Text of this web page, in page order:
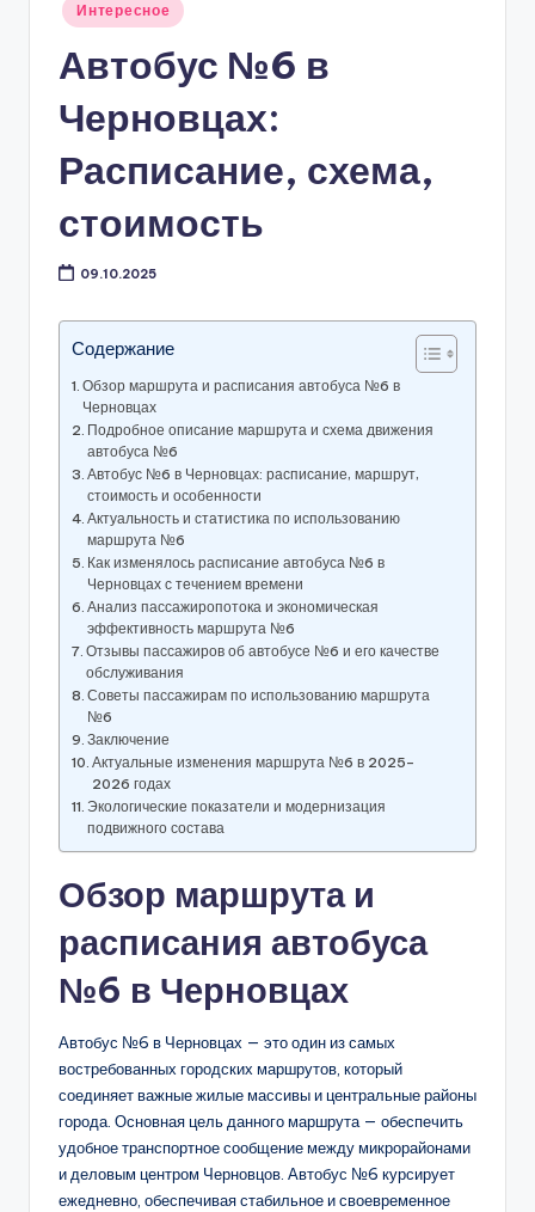
Опубликовано
Интересное
Автобус №6 в
Черновцах:
Расписание, схема,
стоимость
09.10.2025
Содержание
Обзор маршрута и расписания автобуса №6 в
Черновцах
Подробное описание маршрута и схема движения
автобуса №6
Автобус №6 в Черновцах: расписание, маршрут,
стоимость и особенности
Актуальность и статистика по использованию
маршрута №6
Как изменялось расписание автобуса №6 в
Черновцах с течением времени
Анализ пассажиропотока и экономическая
эффективность маршрута №6
Отзывы пассажиров об автобусе №6 и его качестве
обслуживания
Советы пассажирам по использованию маршрута
№6
Заключение
Актуальные изменения маршрута №6 в 2025–
2026 годах
Экологические показатели и модернизация
подвижного состава
Обзор маршрута и
расписания автобуса
№6 в Черновцах
Автобус №6 в Черновцах — это один из самых
востребованных городских маршрутов, который
соединяет важные жилые массивы и центральные районы
города. Основная цель данного маршрута — обеспечить
удобное транспортное сообщение между микрорайонами
и деловым центром Черновцов. Автобус №6 курсирует
ежедневно, обеспечивая стабильное и своевременное